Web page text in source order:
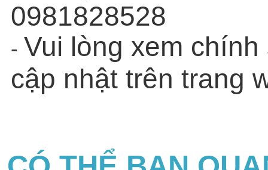
0981828528
- Vui lòng xem
cập nhật trên trang